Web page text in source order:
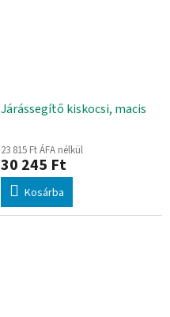
Járássegítő kiskocsi, macis
23 815 Ft ÁFA nélkül
30 245 Ft
Kosárba